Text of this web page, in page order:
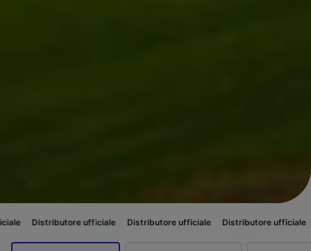
ufficiale Distributore ufficiale Distributore ufficiale